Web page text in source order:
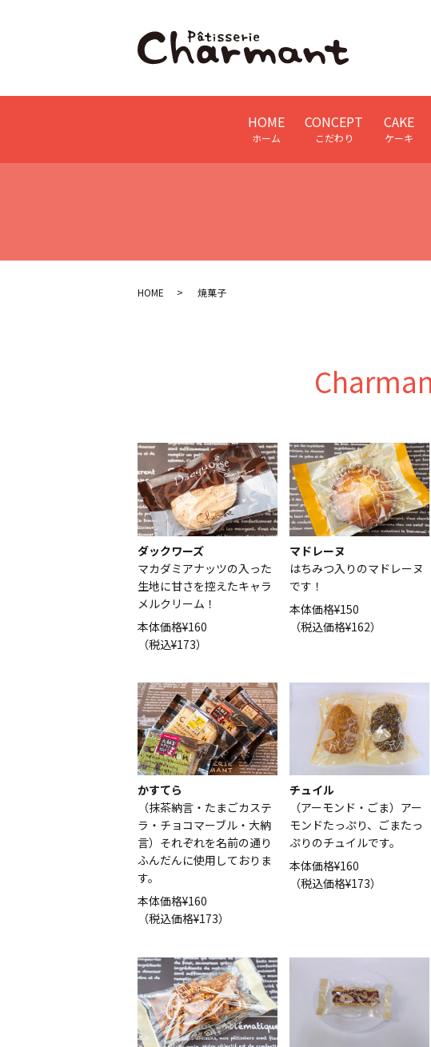
HOME
ホーム
CONCEPT
こだわり
CAKE
ケーキ
HOME 焼菓子
ダックワーズ
マカダミアナッツの入った
生地に甘さを控えたキャラ
メルクリーム！
本体価格¥160
（税込¥173）
マドレーヌ
はちみつ入りのマドレーヌ
です！
本体価格¥150
（税込価格¥162）
かすてら
（抹茶納言・たまごカステ
ラ・チョコマーブル・大納
言）それぞれを名前の通り
ふんだんに使用しておりま
す。
本体価格¥160
（税込価格¥173）
チュイル
（アーモンド・ごま）アー
モンドたっぷり、ごまたっ
ぷりのチュイルです。
本体価格¥160
（税込価格¥173）